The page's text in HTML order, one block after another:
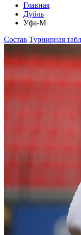
Главная
Дубль
Уфа-М
Состав Турнирная